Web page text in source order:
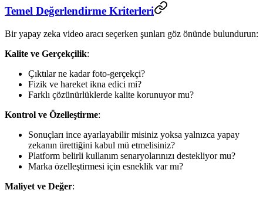
Temel Değerlendirme Kriterleri
Bir yapay zeka video aracı seçerken şunları göz önünde bulundurun:
Kalite ve Gerçekçilik:
Çıktılar ne kadar foto-gerçekçi?
Fizik ve hareket ikna edici mi?
Farklı çözünürlüklerde kalite korunuyor mu?
Kontrol ve Özelleştirme:
Sonuçları ince ayarlayabilir misiniz yoksa yalnızca yapay
zekanın ürettiğini kabul mü etmelisiniz?
Platform belirli kullanım senaryolarınızı destekliyor mu?
Marka özelleştirmesi için esneklik var mı?
Maliyet ve Değer: